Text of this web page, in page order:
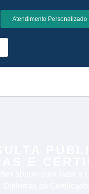
Atendimento Personalizado